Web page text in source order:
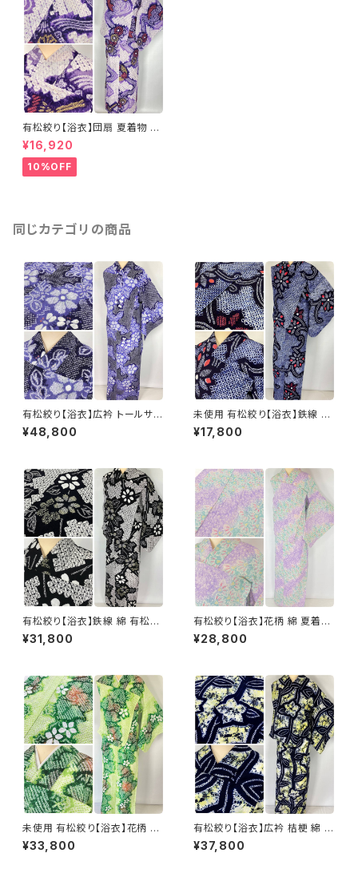
有松絞り【浴衣】団扇 夏着物 綿
有松鳴海絞り 紫 白 赤 黄色 08
5
¥16,920
10%OFF
同じカテゴリの商品
有松絞り【浴衣】広衿 トールサイ
ズ 鉄線 トンボ 綿 有松鳴海絞り
紫 黒 白 パステル 069
¥48,800
未使用 有松絞り【浴衣】鉄線 綿
総絞り 紺 白 赤 052
¥17,800
有松絞り【浴衣】鉄線 綿 有松鳴
海絞り 黒 白 モノトーン 黄 067
¥31,800
有松絞り【浴衣】花柄 綿 夏着物
有松鳴海絞り 紫 黄緑 パステル
カラー 103
¥28,800
未使用 有松絞り【浴衣】花柄 綿
有松鳴海絞り 黄緑 緑 ライム 白
063
¥33,800
有松絞り【浴衣】広衿 桔梗 綿 有
松鳴海絞り 夏着物 紺 藍色 黄
色 レモンイエロー 078
¥37,800